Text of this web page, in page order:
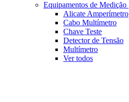
Equipamentos de Medição
Alicate Amperímetro
Cabo Multímetro
Chave Teste
Detector de Tensão
Multímetro
Ver todos